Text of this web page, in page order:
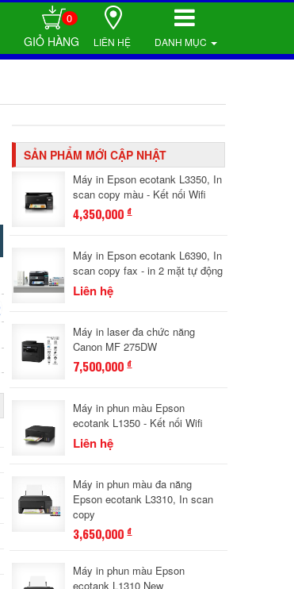
0
DANH MỤC
LIÊN HỆ
SẢN PHẨM MỚI CẬP NHẬT
Máy in Epson ecotank L3350, In
scan copy màu - Kết nối Wifi
4,350,000đ
Máy in Epson ecotank L6390, In
scan copy fax - in 2 mặt tự động
Liên hệ
Máy in laser đa chức năng
Canon MF 275DW
7,500,000đ
Máy in phun màu Epson
ecotank L1350 - Kết nối Wifi
Liên hệ
Máy in phun màu đa năng
Epson ecotank L3310, In scan
copy
3,650,000đ
Máy in phun màu Epson
ecotank L1310 New